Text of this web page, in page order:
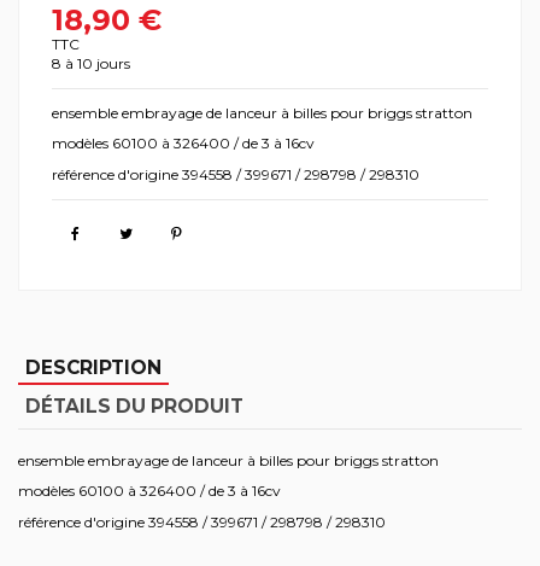
18,90 €
TTC
8 à 10 jours
ensemble embrayage de lanceur à billes pour briggs stratton
modèles 60100 à 326400 / de 3 à 16cv
référence d'origine 394558 / 399671 / 298798 / 298310
DESCRIPTION
DÉTAILS DU PRODUIT
ensemble embrayage de lanceur à billes pour briggs stratton
modèles 60100 à 326400 / de 3 à 16cv
référence d'origine 394558 / 399671 / 298798 / 298310